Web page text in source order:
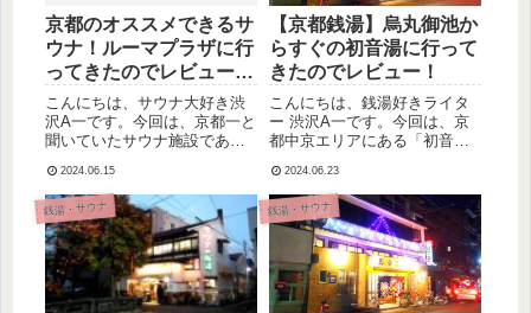
京都のオススメできるサ
ウナ！ルーマプラザに行
ってきたのでレビューし
ます！
こんにちは、サウナ大好き渋
沢A一です。今回は、京都一と
聞いていたサウナ施設である
たのでレビューしたいと思い
ます。最初にずばり言ってお
くと、「めっちゃ良かった」
です！宿泊も可能なので、気
になっている人はぜひこの記
事を...
2024.06.15
【京都銭湯】烏丸御池か
らすぐの初音湯に行って
きたのでレビュー！
こんにちは、銭湯好きライタ
ー 渋沢A一です。今回は、京
都中京エリアにある「初音
のでレビューを書きたいと思
います。烏丸御池から徒歩数
分のエリアという抜群の立地
にあるので、観光でこの中心
エリアに泊まっている人にも
オスス...
2024.06.23
銭湯・サウナ 銭湯・サウナ